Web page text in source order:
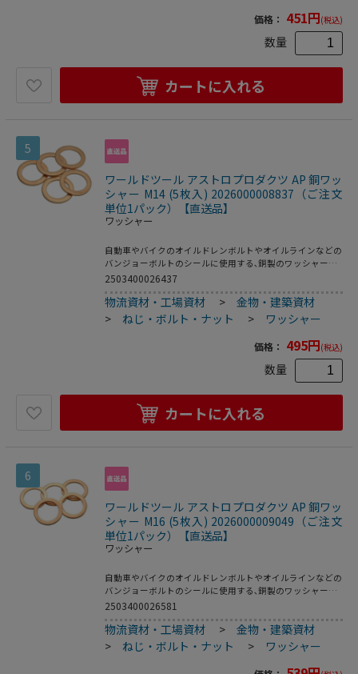
価格： 451円(税込)
数量
カートに入れる
5
ワールドツール アストロプロダクツ AP 銅ワッ
シャー M14 (5枚入) 2026000008837（ご注文
単位1パック）【直送品】
ワッシャー
自動車やバイクのオイルドレンボルトやオイルラインなどの
バンジョーボルトのシールに使用する､銅製のワッシャーで
す｡ ・本体サイズ:Φ14×Φ20×t1.5mm・入数:5
2503400026437
物流資材・工場資材 >金物・建築資材
> ねじ・ボルト・ナット > ワッシャー
価格： 495円(税込)
数量
カートに入れる
6
ワールドツール アストロプロダクツ AP 銅ワッ
シャー M16 (5枚入) 2026000009049（ご注文
単位1パック）【直送品】
ワッシャー
自動車やバイクのオイルドレンボルトやオイルラインなどの
バンジョーボルトのシールに使用する､銅製のワッシャーで
す｡ ・本体サイズ:Φ16×Φ22×t1.5mm・入数:5
2503400026581
物流資材・工場資材 >金物・建築資材
> ねじ・ボルト・ナット > ワッシャー